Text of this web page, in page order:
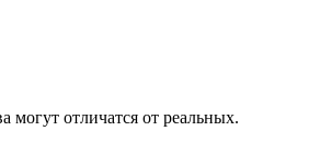
могут отличатся от реальных.